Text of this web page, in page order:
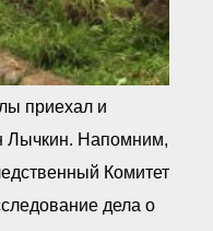
приехал и
Лычкин. Напомним,
Комитет
дела о